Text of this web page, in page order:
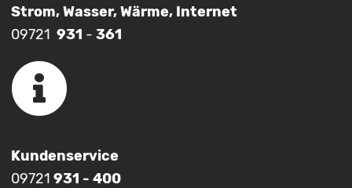
Strom, Wasser, Wärme, Internet
09721 931 - 361
Kundenservice
09721 931 - 400